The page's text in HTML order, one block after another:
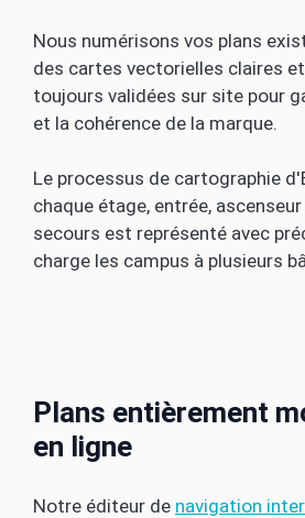
Nous numérisons vos plans
des cartes vectorielles claires
toujours validées sur site pour
et la cohérence de la marque.
Le processus de cartographie
chaque étage, entrée,
secours est représenté avec
charge les campus à plusieurs
Plans entièrement
en ligne
Notre éditeur de navigation